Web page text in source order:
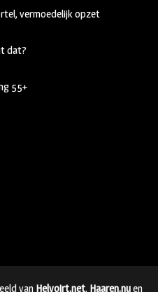
vermoedelijk opzet
dat?
55+
van Helvoirt.net, Haaren.nuen